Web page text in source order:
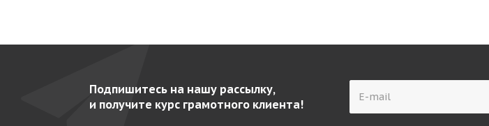
Подпишитесь на нашу рассылку,
и получите курс грамотного клиента!